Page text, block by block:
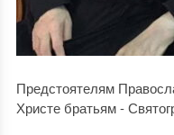
Предстоятелям
Христе братьям -